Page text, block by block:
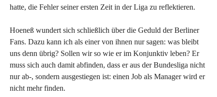
hatte, die Fehler seiner ersten Zeit in der Liga zu reflektieren.
Hoeneß wundert sich schließlich über die Geduld der Berliner
Fans. Dazu kann ich als einer von ihnen nur sagen: was bleibt
uns denn übrig? Sollen wir so wie er im Konjunktiv leben? Er
muss sich auch damit abfinden, dass er aus der Bundesliga nicht
nur ab-, sondern ausgestiegen ist: einen Job als Manager wird er
nicht mehr finden.